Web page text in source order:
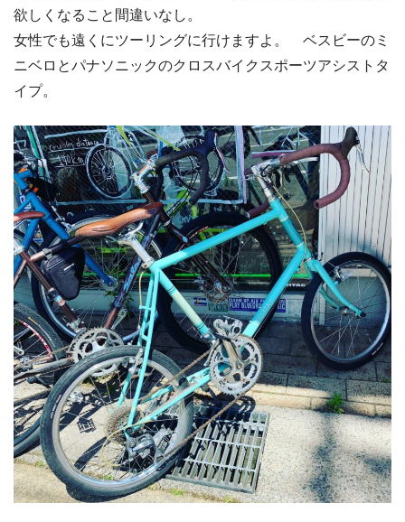
欲しくなること間違いなし。
女性でも遠くにツーリングに行けますよ。 ベスビーのミ
ニベロとパナソニックのクロスバイクスポーツアシストタ
イプ。